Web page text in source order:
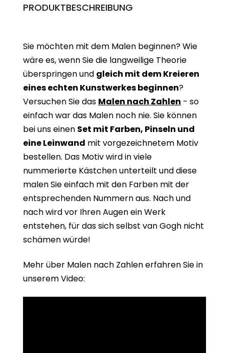
PRODUKTBESCHREIBUNG
Sie möchten mit dem Malen beginnen? Wie
wäre es, wenn Sie die langweilige Theorie
überspringen und gleich mit dem Kreieren
eines echten Kunstwerkes beginnen?
Versuchen Sie das Malen nach Zahlen - so
einfach war das Malen noch nie. Sie können
bei uns einen Set mit Farben, Pinseln und
eine Leinwand mit vorgezeichnetem Motiv
bestellen. Das Motiv wird in viele
nummerierte Kästchen unterteilt und diese
malen Sie einfach mit den Farben mit der
entsprechenden Nummern aus. Nach und
nach wird vor Ihren Augen ein Werk
entstehen, für das sich selbst van Gogh nicht
schämen würde!
Mehr über Malen nach Zahlen erfahren Sie in
unserem Video: